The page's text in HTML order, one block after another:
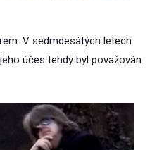
V sedmdesátých letech
účes tehdy byl považován